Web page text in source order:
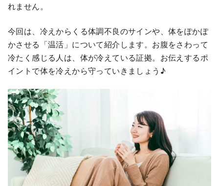
れません。
今回は、冷えからくる体調不良のサインや、体をぽかぽ
かさせる「温活」について紹介します。お腹をさわって
冷たく感じる人は、体が冷えている証拠。お伝えするポ
イントで体を冷えから守っていきましょう♪